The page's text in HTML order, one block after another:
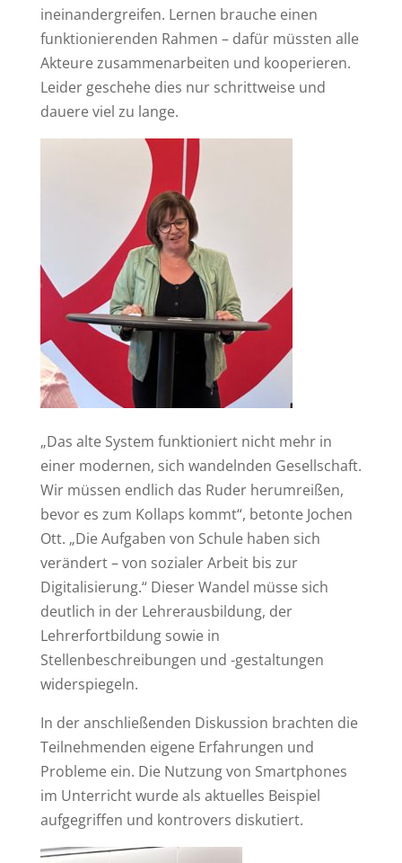
ineinandergreifen. Lernen brauche einen
funktionierenden Rahmen – dafür müssten alle
Akteure zusammenarbeiten und kooperieren.
Leider geschehe dies nur schrittweise und
dauere viel zu lange.
„Das alte System funktioniert nicht mehr in
einer modernen, sich wandelnden Gesellschaft.
Wir müssen endlich das Ruder herumreißen,
bevor es zum Kollaps kommt“, betonte Jochen
Ott. „Die Aufgaben von Schule haben sich
verändert – von sozialer Arbeit bis zur
Digitalisierung.“ Dieser Wandel müsse sich
deutlich in der Lehrerausbildung, der
Lehrerfortbildung sowie in
Stellenbeschreibungen und -gestaltungen
widerspiegeln.
In der anschließenden Diskussion brachten die
Teilnehmenden eigene Erfahrungen und
Probleme ein. Die Nutzung von Smartphones
im Unterricht wurde als aktuelles Beispiel
aufgegriffen und kontrovers diskutiert.